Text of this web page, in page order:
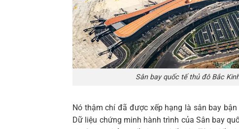
Sân bay quốc tế thủ đô Bắc
Nó thậm chí đã được xếp hạng là sân bay
Dữ liệu chứng minh hành trình của Sân bay